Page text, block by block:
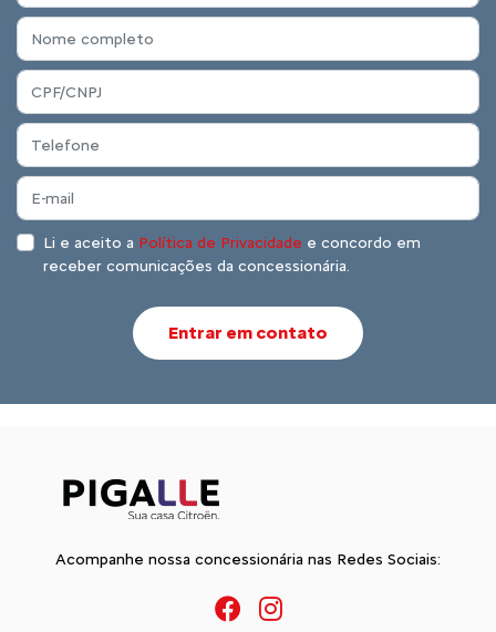
Li e aceito a Política de Privacidade e concordo em
receber comunicações da concessionária.
Entrar em contato
Acompanhe nossa concessionária nas Redes Sociais: